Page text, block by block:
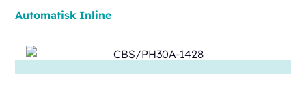
Automatisk Inline